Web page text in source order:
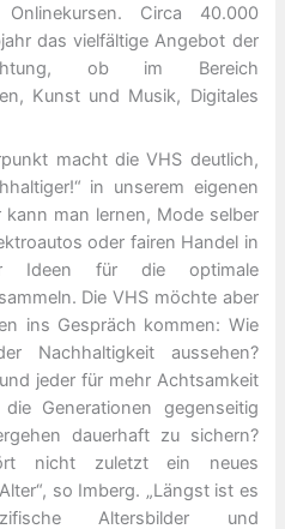
Circa 40.000
das vielfältige Angebot der
ob im Bereich
Kunst und Musik, Digitales
macht die VHS deutlich,
in unserem eigenen
man lernen, Mode selber
oder fairen Handel in
Ideen für die optimale
Die VHS möchte aber
ins Gespräch kommen: Wie
Nachhaltigkeit aussehen?
jeder für mehr Achtsamkeit
Generationen gegenseitig
dauerhaft zu sichern?
nicht zuletzt ein neues
so Imberg. „Längst ist es
Altersbilder und